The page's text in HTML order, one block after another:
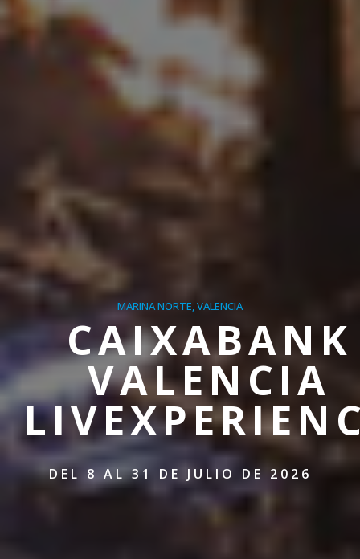
MARINA NORTE, VALENCIA
CAIXABANK
VALENCIA
DEL 8 AL 31 DE JULIO DE 2026